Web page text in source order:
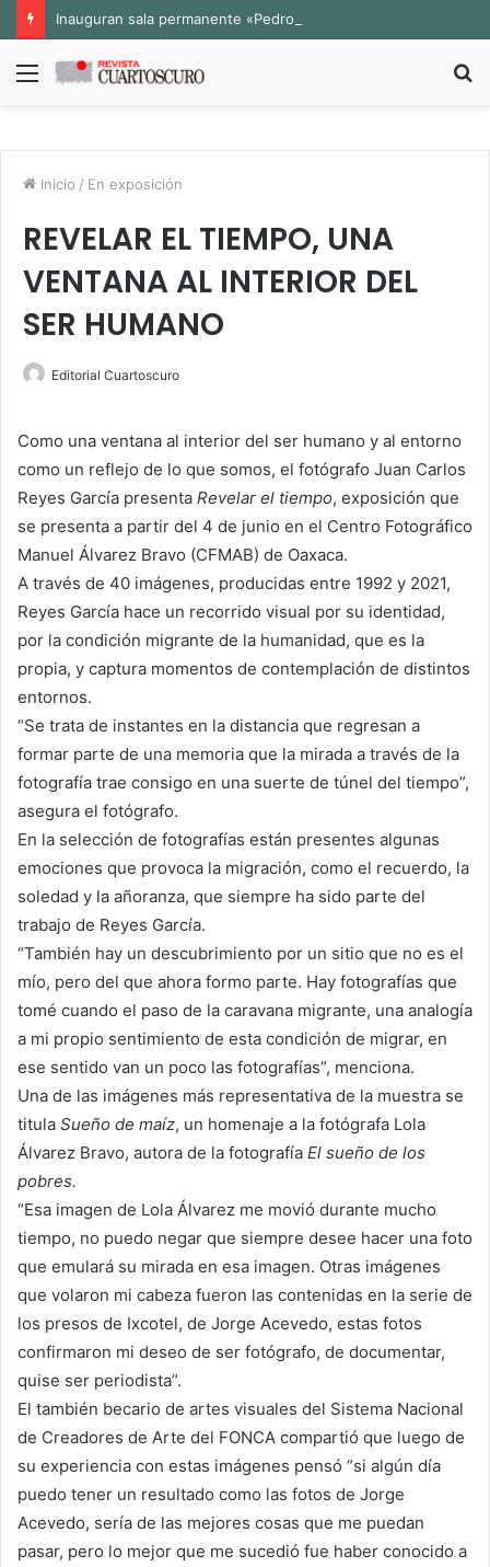
Menú
Inicio / En exposición
REVELAR EL TIEMPO, UNA
VENTANA AL INTERIOR DEL
SER HUMANO
Editorial Cuartoscuro
Como una ventana al interior del ser humano y al entorno
como un reflejo de lo que somos, el fotógrafo Juan Carlos
Reyes García presenta Revelar el tiempo, exposición que
se presenta a partir del 4 de junio en el Centro Fotográfico
Manuel Álvarez Bravo (CFMAB) de Oaxaca.
A través de 40 imágenes, producidas entre 1992 y 2021,
Reyes García hace un recorrido visual por su identidad,
por la condición migrante de la humanidad, que es la
propia, y captura momentos de contemplación de distintos
entornos.
“Se trata de instantes en la distancia que regresan a
formar parte de una memoria que la mirada a través de la
fotografía trae consigo en una suerte de túnel del tiempo”,
asegura el fotógrafo.
En la selección de fotografías están presentes algunas
emociones que provoca la migración, como el recuerdo, la
soledad y la añoranza, que siempre ha sido parte del
trabajo de Reyes García.
“También hay un descubrimiento por un sitio que no es el
mío, pero del que ahora formo parte. Hay fotografías que
tomé cuando el paso de la caravana migrante, una analogía
a mi propio sentimiento de esta condición de migrar, en
ese sentido van un poco las fotografías”, menciona.
Una de las imágenes más representativa de la muestra se
titula Sueño de maíz, un homenaje a la fotógrafa Lola
Álvarez Bravo, autora de la fotografía El sueño de los
pobres.
“Esa imagen de Lola Álvarez me movió durante mucho
tiempo, no puedo negar que siempre desee hacer una foto
que emulará su mirada en esa imagen. Otras imágenes
que volaron mi cabeza fueron las contenidas en la serie de
los presos de Ixcotel, de Jorge Acevedo, estas fotos
confirmaron mi deseo de ser fotógrafo, de documentar,
quise ser periodista”.
El también becario de artes visuales del Sistema Nacional
de Creadores de Arte del FONCA compartió que luego de
su experiencia con estas imágenes pensó “si algún día
puedo tener un resultado como las fotos de Jorge
Acevedo, sería de las mejores cosas que me puedan
pasar, pero lo mejor que me sucedió fue haber conocido a